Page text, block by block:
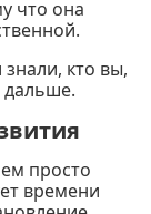
что она
кто вы,
дальше.
просто
времени